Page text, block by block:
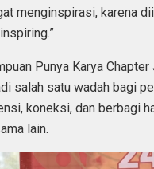
menginspirasi, karena
Punya Karya Chapter
salah satu wadah bagi
koneksi, dan berbagi
lain.